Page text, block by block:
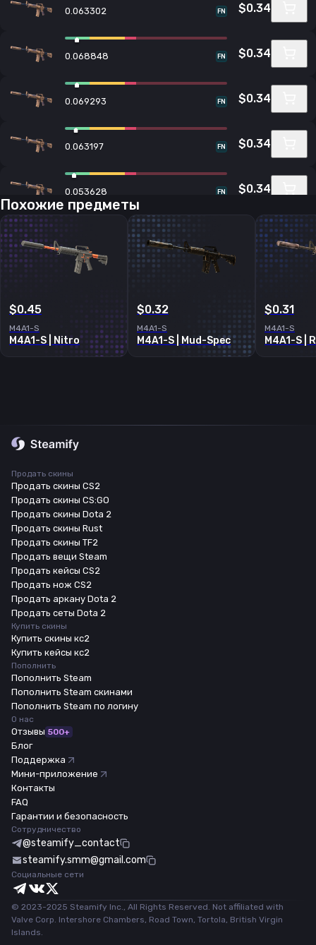
0.063302 FN $0.34
0.068848 FN $0.34
0.069293 FN $0.34
0.063197 FN $0.34
0.053628 FN $0.34
$0.34
Похожие предметы
$0.45
M4A1-S
M4A1-S | Nitro
$0.32
M4A1-S
M4A1-S | Mud-Spec
$0.31
M4A1-S
M4A1-S |
Продать скины
Продать скины CS2
Продать скины CS:GO
Продать скины Dota 2
Продать скины Rust
Продать скины TF2
Продать вещи Steam
Продать кейсы CS2
Продать нож CS2
Продать аркану Dota 2
Продать сеты Dota 2
Купить скины
Купить скины кс2
Купить кейсы кс2
Пополнить
Пополнить Steam
Пополнить Steam скинами
Пополнить Steam по логину
О нас
Отзывы 500+
Блог
Поддержка
Мини-приложение
Контакты
FAQ
Гарантии и безопасность
Сотрудничество
@steamify_contact
steamify.smm@gmail.com
Социальные сети
© 2023-2025 Steamify Inc., All Rights Reserved. Not affiliated with
Valve Corp. Intershore Chambers, Road Town, Tortola, British Virgin
Islands.